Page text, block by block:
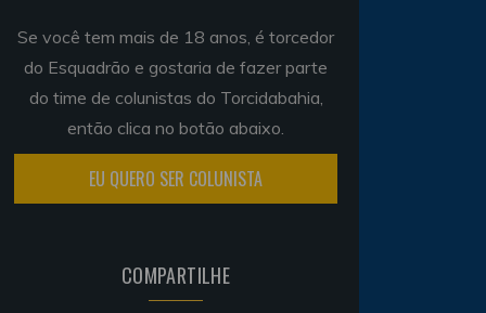
Se você tem mais de 18 anos, é torcedor
do Esquadrão e gostaria de fazer parte
do time de colunistas do Torcidabahia,
então clica no botão abaixo.
EU QUERO SER COLUNISTA
COMPARTILHE